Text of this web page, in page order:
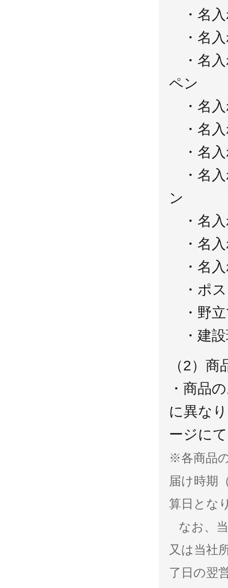
・名入
・名入
・名入
ペン
・名入
・名入
・名入
・名入
ン
・名入
・名入
・名入
・ポス
・野立
・建設
（2）
・商品
に異な
ージに
※各商品
届け時期
算日とな
なお、
又は当社
了日の翌